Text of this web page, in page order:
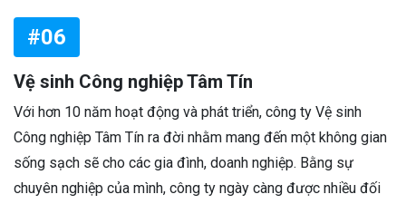
#06
Vệ sinh Công nghiệp Tâm Tín
Với hơn 10 năm hoạt động và phát triển, công ty Vệ sinh
Công nghiệp Tâm Tín ra đời nhằm mang đến một không gian
sống sạch sẽ cho các gia đình, doanh nghiệp. Bằng sự
chuyên nghiệp của mình, công ty ngày càng được nhiều đối